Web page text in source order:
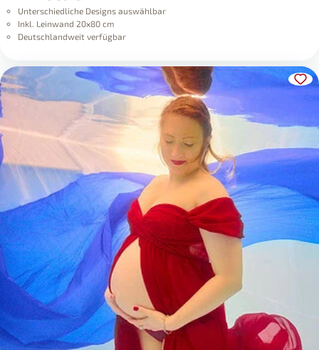
Unterschiedliche Designs auswählbar
Inkl. Leinwand 20x80 cm
Deutschlandweit verfügbar